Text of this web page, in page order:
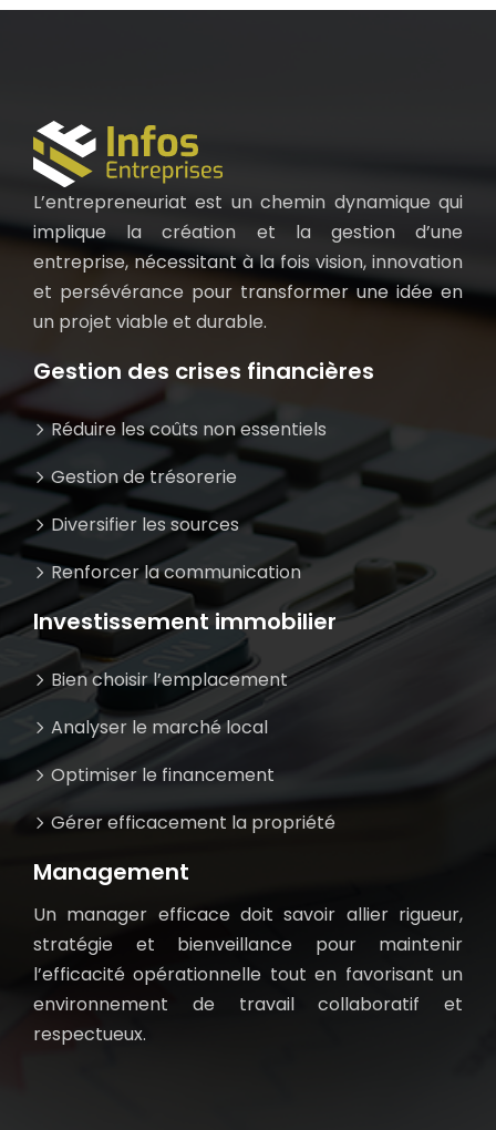
L’entrepreneuriat est un chemin dynamique qui
implique la création et la gestion d’une
entreprise, nécessitant à la fois vision, innovation
et persévérance pour transformer une idée en
un projet viable et durable.
Gestion des crises financières
Réduire les coûts non essentiels
Gestion de trésorerie
Diversifier les sources
Renforcer la communication
Investissement immobilier
Bien choisir l’emplacement
Analyser le marché local
Optimiser le financement
Gérer efficacement la propriété
Management
Un manager efficace doit savoir allier rigueur,
stratégie et bienveillance pour maintenir
l’efficacité opérationnelle tout en favorisant un
environnement de travail collaboratif et
respectueux.